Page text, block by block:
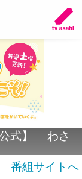
公式】 わさ
番組サイトへ